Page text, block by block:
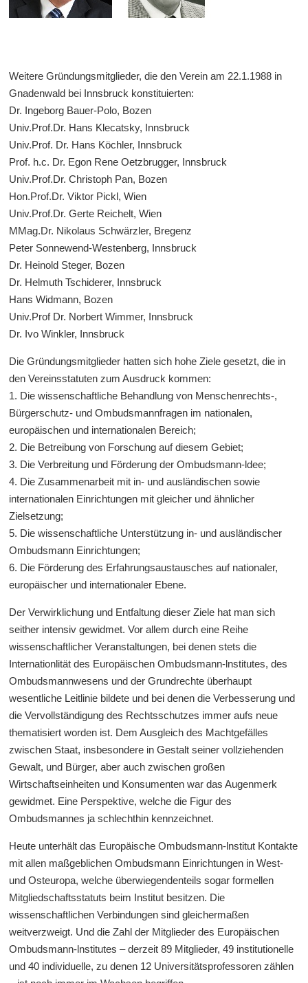
Weitere Gründungsmitglieder, die den Verein am 22.1.1988 in
Gnadenwald bei Innsbruck konstituierten:
Dr. Ingeborg Bauer-Polo, Bozen
Univ.Prof.Dr. Hans Klecatsky, Innsbruck
Univ.Prof. Dr. Hans Köchler, Innsbruck
Prof. h.c. Dr. Egon Rene Oetzbrugger, Innsbruck
Univ.Prof.Dr. Christoph Pan, Bozen
Hon.Prof.Dr. Viktor Pickl, Wien
Univ.Prof.Dr. Gerte Reichelt, Wien
MMag.Dr. Nikolaus Schwärzler, Bregenz
Peter Sonnewend-Westenberg, Innsbruck
Dr. Heinold Steger, Bozen
Dr. Helmuth Tschiderer, Innsbruck
Hans Widmann, Bozen
Univ.Prof Dr. Norbert Wimmer, Innsbruck
Dr. Ivo Winkler, Innsbruck
Die Gründungsmitglieder hatten sich hohe Ziele gesetzt, die in
den Vereinsstatuten zum Ausdruck kommen:
1. Die wissenschaftliche Behandlung von Menschenrechts-,
Bürgerschutz- und Ombudsmannfragen im nationalen,
europäischen und internationalen Bereich;
2. Die Betreibung von Forschung auf diesem Gebiet;
3. Die Verbreitung und Förderung der Ombudsmann-ldee;
4. Die Zusammenarbeit mit in- und ausländischen sowie
internationalen Einrichtungen mit gleicher und ähnlicher
Zielsetzung;
5. Die wissenschaftliche Unterstützung in- und ausländischer
Ombudsmann Einrichtungen;
6. Die Förderung des Erfahrungsaustausches auf nationaler,
europäischer und internationaler Ebene.
Der Verwirklichung und Entfaltung dieser Ziele hat man sich
seither intensiv gewidmet. Vor allem durch eine Reihe
wissenschaftlicher Veranstaltungen, bei denen stets die
Internationlität des Europäischen Ombudsmann-lnstitutes, des
Ombudsmannwesens und der Grundrechte überhaupt
wesentliche Leitlinie bildete und bei denen die Verbesserung und
die Vervollständigung des Rechtsschutzes immer aufs neue
thematisiert worden ist. Dem Ausgleich des Machtgefälles
zwischen Staat, insbesondere in Gestalt seiner vollziehenden
Gewalt, und Bürger, aber auch zwischen großen
Wirtschaftseinheiten und Konsumenten war das Augenmerk
gewidmet. Eine Perspektive, welche die Figur des
Ombudsmannes ja schlechthin kennzeichnet.
Heute unterhält das Europäische Ombudsmann-lnstitut Kontakte
mit allen maßgeblichen Ombudsmann Einrichtungen in West-
und Osteuropa, welche überwiegendenteils sogar formellen
Mitgliedschaftsstatuts beim Institut besitzen. Die
wissenschaftlichen Verbindungen sind gleichermaßen
weitverzweigt. Und die Zahl der Mitglieder des Europäischen
Ombudsmann-lnstitutes – derzeit 89 Mitglieder, 49 institutionelle
und 40 individuelle, zu denen 12 Universitätsprofessoren zählen